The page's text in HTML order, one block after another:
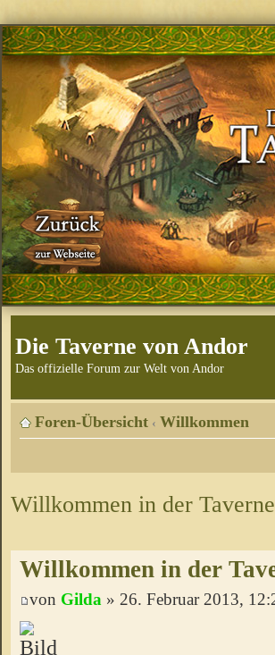
Die Taverne von Andor
Das offizielle Forum zur Welt von Andor
Foren-Übersicht ‹ Willkommen
Willkommen in der
Willkommen in der
von Gilda » 26. Februar 2013,